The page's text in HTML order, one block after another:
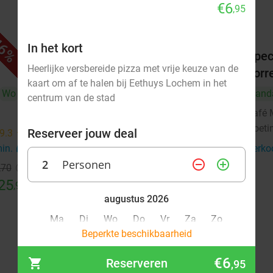
Wo
9.3 star
directions_car
,95
Wijn- en likeurproeverij + hapjes
bij Alpenwijn
Alpenwijn
Verkocht: 113
€16
Café
€6,95
In het kort
Heerlijke versbereide pizza met vrije keuze van de
kaart om af te halen bij Eethuys Lochem in het
centrum van de stad
Reserveer jouw deal
2 Personen remove_circle_outline add_circle_outline
augustus 2026
Ma
Di Wo Do Vr Za Zo
1 2
Beperkte beschikbaarheid
Reserveren €6,95